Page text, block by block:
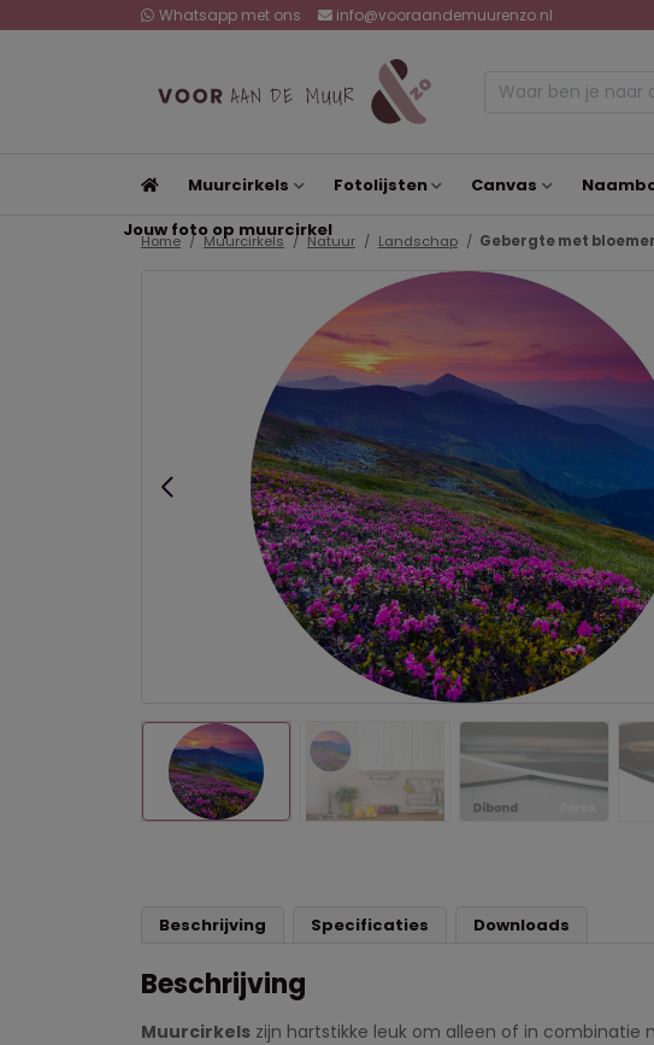
Whatsapp met ons info@vooraandemuurenzo.nl
Muurcirkels Fotolijsten Canvas
Jouw foto op muurcirkel
Home Muurcirkels Natuur Landschap Gebergte met
Beschrijving Specificaties Downloads
Beschrijving
Muurcirkels zijn hartstikke leuk om alleen of in combinatie